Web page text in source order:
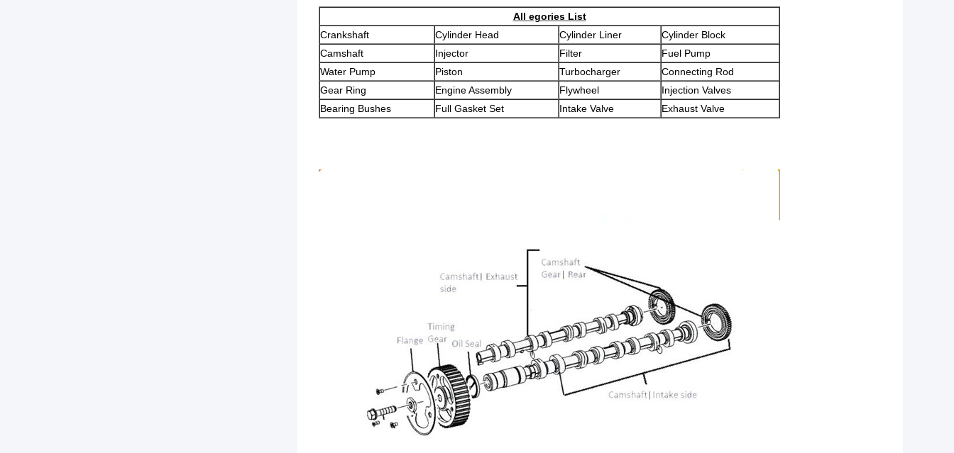
All egories List
Crankshaft
Cylinder Head Cylinder Liner
Cylinder Block
Camshaft
Injector Filter
Fuel Pump
Water Pump
Piston Turbocharger
Connecting Rod
Gear Ring
Engine Assembly Flywheel
Injection Valves
Bearing Bushes
Full Gasket Set Intake Valve Exhaust Valve